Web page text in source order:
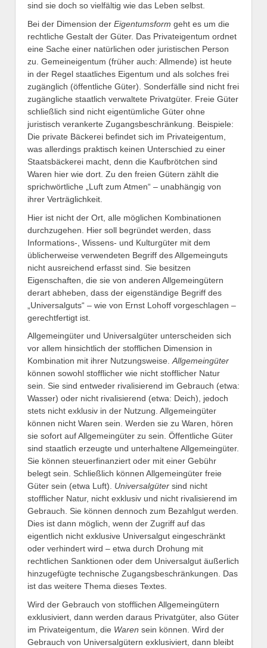
sind sie doch so vielfältig wie das Leben selbst.
Bei der Dimension der Eigentumsform geht es um die
rechtliche Gestalt der Güter. Das Privateigentum ordnet
eine Sache einer natürlichen oder juristischen Person
zu. Gemeineigentum (früher auch: Allmende) ist heute
in der Regel staatliches Eigentum und als solches frei
zugänglich (öffentliche Güter). Sonderfälle sind nicht frei
zugängliche staatlich verwaltete Privatgüter. Freie Güter
schließlich sind nicht eigentümliche Güter ohne
juristisch verankerte Zugangsbeschränkung. Beispiele:
Die private Bäckerei befindet sich im Privateigentum,
was allerdings praktisch keinen Unterschied zu einer
Staatsbäckerei macht, denn die Kaufbrötchen sind
Waren hier wie dort. Zu den freien Gütern zählt die
sprichwörtliche „Luft zum Atmen“ – unabhängig von
ihrer Verträglichkeit.
Hier ist nicht der Ort, alle möglichen Kombinationen
durchzugehen. Hier soll begründet werden, dass
Informations-, Wissens- und Kulturgüter mit dem
üblicherweise verwendeten Begriff des Allgemeinguts
nicht ausreichend erfasst sind. Sie besitzen
Eigenschaften, die sie von anderen Allgemeingütern
derart abheben, dass der eigenständige Begriff des
„Universalguts“ – wie von Ernst Lohoff vorgeschlagen –
gerechtfertigt ist.
Allgemeingüter und Universalgüter unterscheiden sich
vor allem hinsichtlich der stofflichen Dimension in
Kombination mit ihrer Nutzungsweise.Allgemeingüter
können sowohl stofflicher wie nicht stofflicher Natur
sein. Sie sind entweder rivalisierend im Gebrauch (etwa:
Wasser) oder nicht rivalisierend (etwa: Deich), jedoch
stets nicht exklusiv in der Nutzung. Allgemeingüter
können nicht Waren sein. Werden sie zu Waren, hören
sie sofort auf Allgemeingüter zu sein. Öffentliche Güter
sind staatlich erzeugte und unterhaltene Allgemeingüter.
Sie können steuerfinanziert oder mit einer Gebühr
belegt sein. Schließlich können Allgemeingüter freie
Güter sein (etwa Luft). Universalgüter sind nicht
stofflicher Natur, nicht exklusiv und nicht rivalisierend im
Gebrauch. Sie können dennoch zum Bezahlgut werden.
Dies ist dann möglich, wenn der Zugriff auf das
eigentlich nicht exklusive Universalgut eingeschränkt
oder verhindert wird – etwa durch Drohung mit
rechtlichen Sanktionen oder dem Universalgut äußerlich
hinzugefügte technische Zugangsbeschränkungen. Das
ist das weitere Thema dieses Textes.
Wird der Gebrauch von stofflichen Allgemeingütern
exklusiviert, dann werden daraus Privatgüter, also Güter
im Privateigentum, die Waren sein können. Wird der
Gebrauch von Universalgütern exklusiviert, dann bleibt